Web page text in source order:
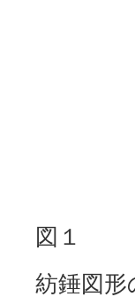
図１
紡錘図形